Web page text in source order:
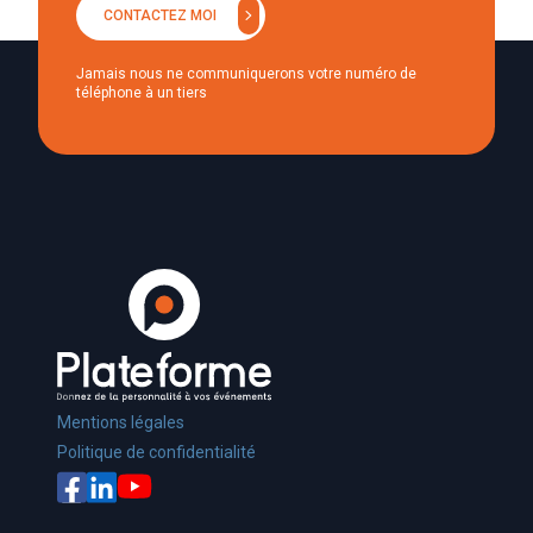
CONTACTEZ MOI chevron_right
Jamais nous ne communiquerons votre numéro de
téléphone à un tiers
Mentions légales
Politique de confidentialité